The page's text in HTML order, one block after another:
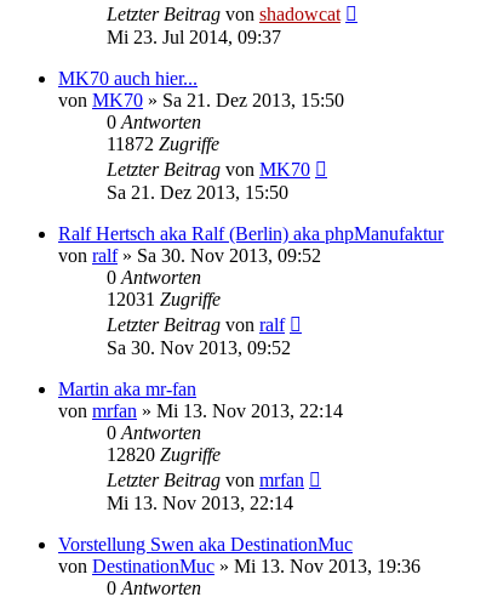
Letzter Beitrag von shadowcat
Mi 23. Jul 2014, 09:37
MK70 auch hier...
von MK70 » Sa 21. Dez 2013, 15:50
0 Antworten
11872 Zugriffe
Letzter Beitrag von MK70
Sa 21. Dez 2013, 15:50
Ralf Hertsch aka Ralf (Berlin) aka phpManufaktur
von ralf» Sa 30. Nov 2013, 09:52
0 Antworten
12031 Zugriffe
Letzter Beitrag von ralf
Sa 30. Nov 2013, 09:52
Martin aka mr-fan
von mrfan » Mi 13. Nov 2013, 22:14
0 Antworten
12820 Zugriffe
Letzter Beitrag von mrfan
Mi 13. Nov 2013, 22:14
Vorstellung Swen aka DestinationMuc
von DestinationMuc » Mi 13. Nov 2013, 19:36
0 Antworten